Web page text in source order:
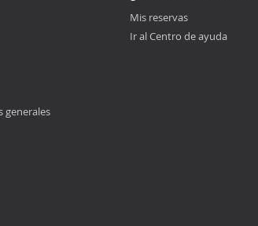
generales
Mis reservas
Ir al Centro de ayuda